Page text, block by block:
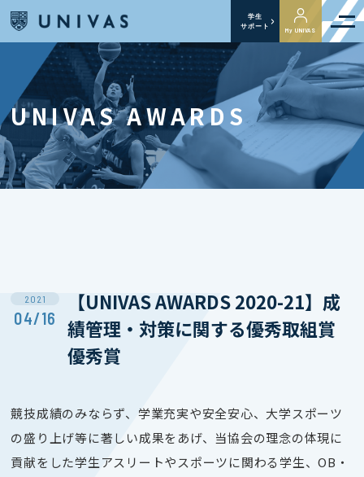
学生
サポート
My UNIVAS
UNIVAS AWARDS
2021
04/16
【UNIVAS AWARDS 2020-21】成
績管理・対策に関する優秀取組賞
優秀賞
競技成績のみならず、学業充実や安全安心、大学スポーツ
の盛り上げ等に著しい成果をあげ、当協会の理念の体現に
貢献をした学生アスリートやスポーツに関わる学生、OB・